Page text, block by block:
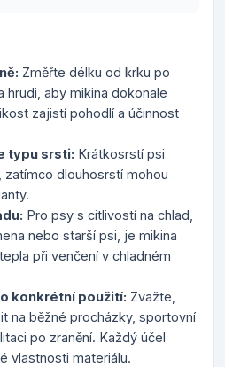
Změřte délku od krku po
hrudi, aby mikina dokonale
zajistí pohodlí a účinnost
typu srsti: Krátkosrstí psi
dlouhosrstí mohou
Pro psy s citlivostí na chlad,
nebo starší psi, je mikina
při venčení v chladném
konkrétní použití: Zvažte,
na běžné procházky, sportovní
po zranění. Každý účel
vlastnosti materiálu.